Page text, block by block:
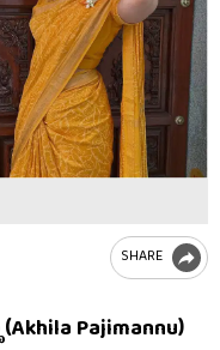
SHARE
Pajimannu)